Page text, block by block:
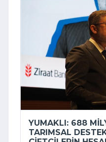
YUMAKLI: 688
TARIMSAL